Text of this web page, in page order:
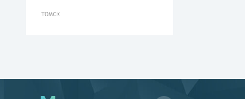
ТОМСК